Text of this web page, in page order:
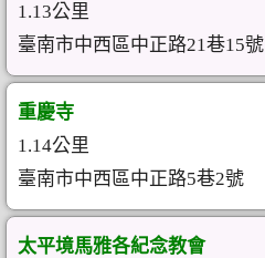
1.13公里
臺南市中西區中正路21巷15號
重慶寺
1.14公里
臺南市中西區中正路5巷2號
太平境馬雅各紀念教會